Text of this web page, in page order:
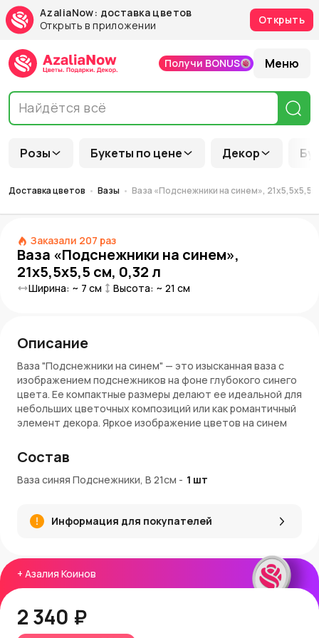
AzaliaNow: доставка цветов
Открыть в приложении
Открыть
Розы Букеты по цене Декор
Получи BONUS Меню
Доставка цветов Вазы Ваза «Подснежники на синем», 21х5,5х5,5
Заказали 207 раз
Ваза «Подснежники на синем»,
21х5,5х5,5 см, 0,32 л
Ширина: ~ 7 см Высота: ~ 21 см
+ Азалия Коинов
2 340 ₽
Описание
Ваза "Подснежники на синем" — это изысканная ваза с
изображением подснежников на фоне глубокого синего
цвета. Ее компактные размеры делают ее идеальной для
небольших цветочных композиций или как романтичный
элемент декора. Яркое изображение цветов на синем
наполняя пространство яркостью и легкостью.
Особенности:
Объем
Материал: стекло
украшение, подарок
Заказ и доставка:
Оформите заказ онлайн — AzaliaNow обеспечит быструю
и надежную доставку по Москве и Московской области.
Состав
Ваза синяя Подснежники, В 21см - 1 шт
Информация для покупателей